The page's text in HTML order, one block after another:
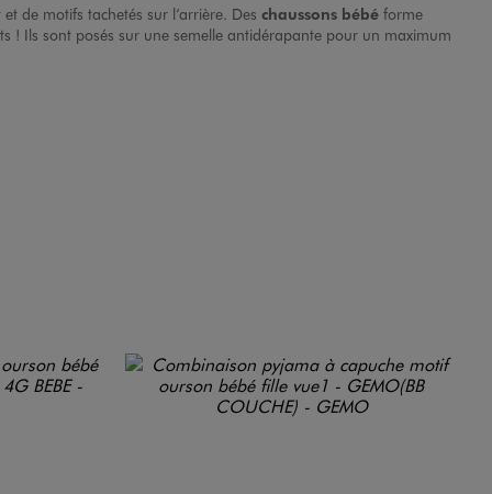
de motifs tachetés sur l’arrière. Des chaussons bébé forme
! Ils sont posés sur une semelle antidérapante pour un maximum